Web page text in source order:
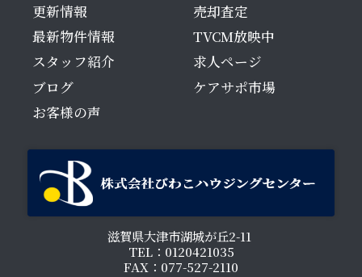
更新情報
最新物件情報
スタッフ紹介
ブログ
お客様の声
売却査定
TVCM放映中
求人ページ
ケアサポ市場
滋賀県大津市湖城が丘2-11
TEL：0120421035
FAX：077-527-2110